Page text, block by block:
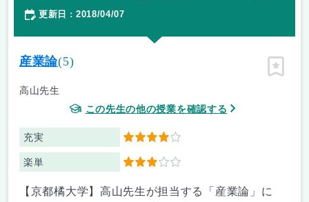
更新日 ： 2018/04/07
産業論(5)
高山先生
この先生の他の授業を確認する
充実 4
楽単 3
ピン留
【京都橘大学】高山先生が担当する「産業論」に